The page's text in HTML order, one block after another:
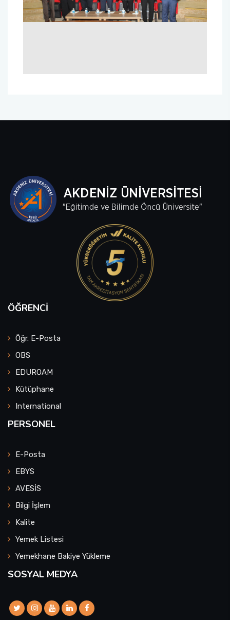
ÖĞRENCI
Öğr. E-Posta
OBS
EDUROAM
Kütüphane
International
PERSONEL
E-Posta
EBYS
AVESİS
Bilgi İşlem
Kalite
Yemek Listesi
Yemekhane Bakiye Yükleme
SOSYAL MEDYA